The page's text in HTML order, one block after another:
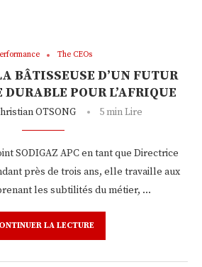
The CEOs
BÂTISSEUSE D’UN FUTUR
POUR L’AFRIQUE
OTSONG 5 min Lire
SODIGAZ APC en tant que Directrice
près de trois ans, elle travaille aux
les subtilités du métier, …
LA LECTURE